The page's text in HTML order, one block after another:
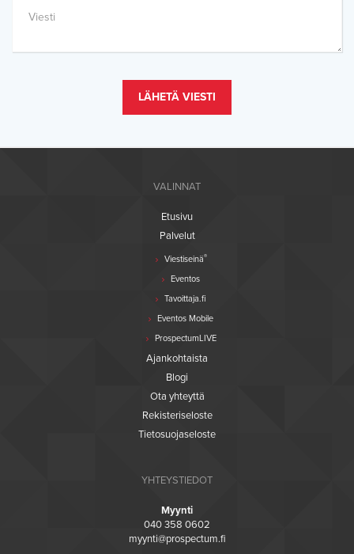
LÄHETÄ VIESTI
VALINNAT
Etusivu
Palvelut
Viestiseinä®
Eventos
Tavoittaja.fi
Eventos Mobile
ProspectumLIVE
Ajankohtaista
Blogi
Ota yhteyttä
Rekisteriseloste
Tietosuojaseloste
YHTEYSTIEDOT
Myynti
040 358 0602
myynti@prospectum.fi